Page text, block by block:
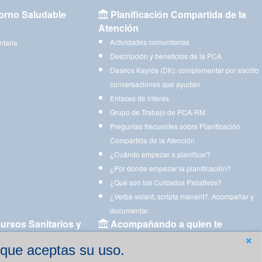
aceptas su uso.
Saludable
Planificación Compartida de la
Atención
Actividades comunitarias
Descripción y beneficios de la PCA
Deseos Kayrós (DK): complementar por escrito
conversaciones que ayudan
Enlaces de interés
Grupo de Trabajo de PCA-RM
Preguntas frecuentes sobre Planificación
Compartida de la Atención
¿Cuándo empezar a planificar?
¿Por dónde empezar la planificación?
¿Qué son los Cuidados Paliativos?
¿Verba volant, scripta manent?. Acompañar y
documentar.
Sanitarios y
Acompañando a quien te
Aplicaciones para descargar